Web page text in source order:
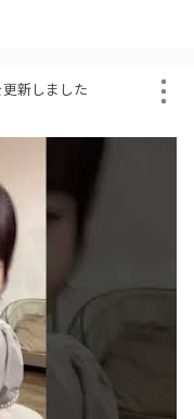
新しました